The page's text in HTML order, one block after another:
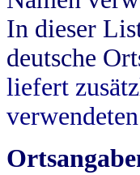
In dieser
deutsche
liefert